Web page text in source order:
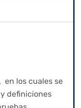
en los cuales se
definiciones